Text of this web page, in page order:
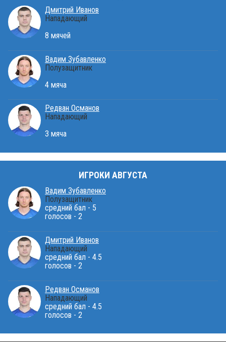
Дмитрий Иванов
Нападающий
8 мячей
Вадим Зубавленко
Полузащитник
4 мяча
Редван Османов
Нападающий
3 мяча
ИГРОКИ АВГУСТА
Вадим Зубавленко
Полузащитник
средний бал - 5
голосов - 2
Дмитрий Иванов
Нападающий
средний бал - 4.5
голосов - 2
Редван Османов
Нападающий
средний бал - 4.5
голосов - 2